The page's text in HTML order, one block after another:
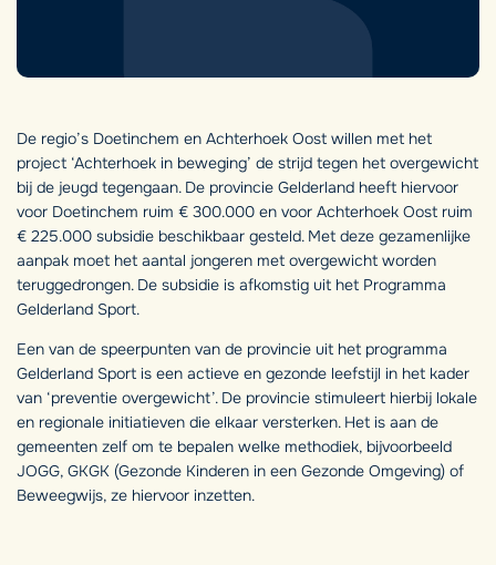
De regio’s Doetinchem en Achterhoek Oost willen met het
project ‘Achterhoek in beweging’ de strijd tegen het overgewicht
bij de jeugd tegengaan. De provincie Gelderland heeft hiervoor
voor Doetinchem ruim € 300.000 en voor Achterhoek Oost ruim
€ 225.000 subsidie beschikbaar gesteld. Met deze gezamenlijke
aanpak moet het aantal jongeren met overgewicht worden
teruggedrongen. De subsidie is afkomstig uit het Programma
Gelderland Sport.
Een van de speerpunten van de provincie uit het programma
Gelderland Sport is een actieve en gezonde leefstijl in het kader
van ‘preventie overgewicht’. De provincie stimuleert hierbij lokale
en regionale initiatieven die elkaar versterken. Het is aan de
gemeenten zelf om te bepalen welke methodiek, bijvoorbeeld
JOGG, GKGK (Gezonde Kinderen in een Gezonde Omgeving) of
Beweegwijs, ze hiervoor inzetten.